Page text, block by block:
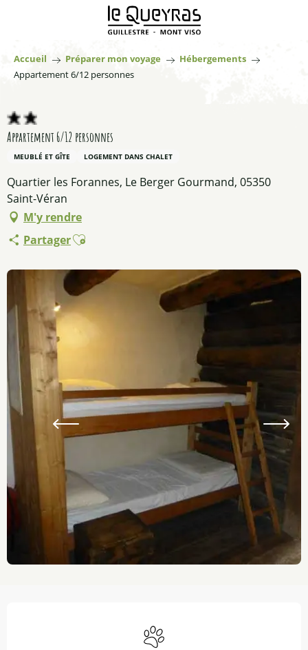
principal
Accueil Préparer mon voyage
Hébergements
Appartement 6/12 personnes
Appartement 6/12 personnes
MEUBLÉ ET GÎTE LOGEMENT DANS CHALET
Quartier les Forannes, Le Berger Gourmand, 05350
Saint-Véran
M'y rendre
PartagerAjouter aux favoris
Animaux acceptés